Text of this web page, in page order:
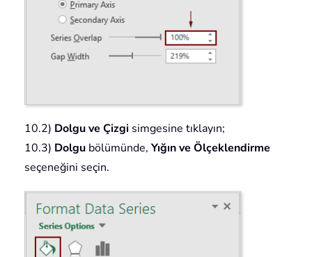
10.2) Dolgu ve Çizgi simgesine tıklayın;
10.3) Dolgu bölümünde, Yığın ve Ölçeklendirme
seçeneğini seçin.